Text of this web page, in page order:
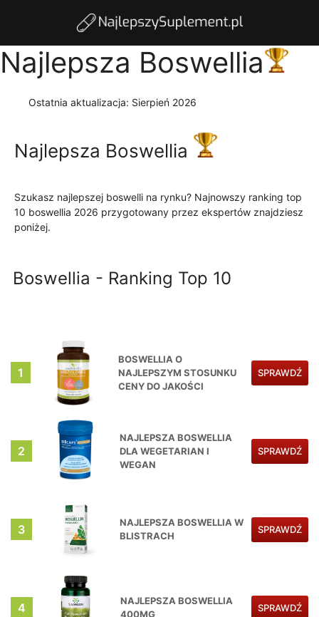
Najlepsza Boswellia
Ostatnia aktualizacja: Sierpień 2026
Najlepsza Boswellia
Szukasz najlepszej boswelli na rynku? Najnowszy ranking top
10 boswellia 2026 przygotowany przez ekspertów znajdziesz
poniżej.
Boswellia - Ranking Top 10
1
BOSWELLIA O
NAJLEPSZYM STOSUNKU
CENY DO JAKOŚCI
SPRAWDŹ
2
NAJLEPSZA BOSWELLIA
DLA WEGETARIAN I
WEGAN
SPRAWDŹ
3
NAJLEPSZA BOSWELLIA W
BLISTRACH
SPRAWDŹ
4
NAJLEPSZA BOSWELLIA
400MG
SPRAWDŹ